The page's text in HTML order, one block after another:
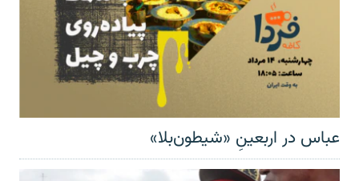
عباس در اربعینِ «شیطون‌بلا»